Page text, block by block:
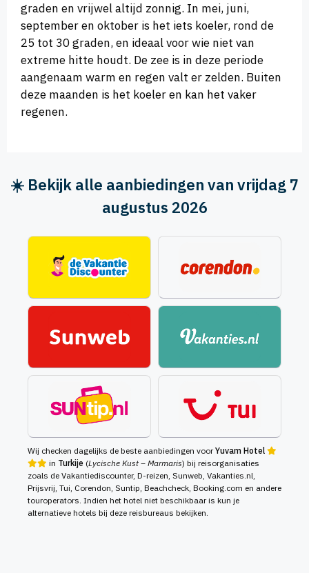
graden en vrijwel altijd zonnig. In mei, juni,
september en oktober is het iets koeler, rond de
25 tot 30 graden, en ideaal voor wie niet van
extreme hitte houdt. De zee is in deze periode
aangenaam warm en regen valt er zelden. Buiten
deze maanden is het koeler en kan het vaker
regenen.
☀️ Bekijk alle aanbiedingen van vrijdag 7
augustus 2026
Wij checken dagelijks de beste aanbiedingen voorYuvam Hotel
in Turkije (Lycische Kust – Marmaris) bij reisorganisaties
zoals de Vakantiediscounter, D-reizen, Sunweb, Vakanties.nl,
Prijsvrij, Tui, Corendon, Suntip, Beachcheck, Booking.com en andere
touroperators. Indien het hotel niet beschikbaar is kun je
alternatieve hotels bij deze reisbureaus bekijken.